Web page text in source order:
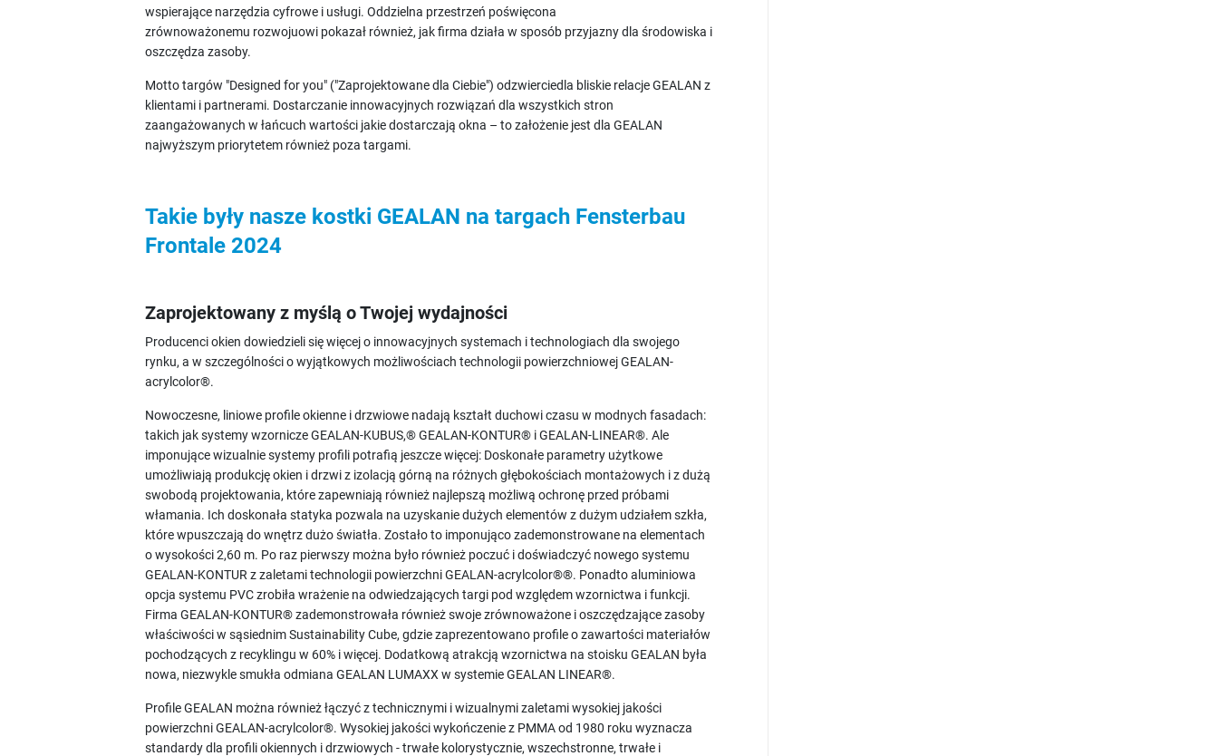
wspierające narzędzia cyfrowe i usługi. Oddzielna przestrzeń poświęcona
zrównoważonemu rozwojuowi pokazał również, jak firma działa w sposób przyjazny dla środowiska i
oszczędza zasoby.
Motto targów "Designed for you" ("Zaprojektowane dla Ciebie") odzwierciedla bliskie relacje GEALAN z
klientami i partnerami. Dostarczanie innowacyjnych rozwiązań dla wszystkich stron
zaangażowanych w łańcuch wartości jakie dostarczają okna – to założenie jest dla GEALAN
najwyższym priorytetem również poza targami.
Takie były nasze kostki GEALAN na targach Fensterbau
Frontale 2024
Zaprojektowany z myślą o Twojej wydajności
Producenci okien dowiedzieli się więcej o innowacyjnych systemach i technologiach dla swojego
rynku, a w szczególności o wyjątkowych możliwościach technologii powierzchniowej GEALAN-
acrylcolor®.
Nowoczesne, liniowe profile okienne i drzwiowe nadają kształt duchowi czasu w modnych fasadach:
takich jak systemy wzornicze GEALAN-KUBUS,® GEALAN-KONTUR® i GEALAN-LINEAR®. Ale
imponujące wizualnie systemy profili potrafią jeszcze więcej: Doskonałe parametry użytkowe
umożliwiają produkcję okien i drzwi z izolacją górną na różnych głębokościach montażowych i z dużą
swobodą projektowania, które zapewniają również najlepszą możliwą ochronę przed próbami
włamania. Ich doskonała statyka pozwala na uzyskanie dużych elementów z dużym udziałem szkła,
które wpuszczają do wnętrz dużo światła. Zostało to imponująco zademonstrowane na elementach
o wysokości 2,60 m. Po raz pierwszy można było również poczuć i doświadczyć nowego systemu
GEALAN-KONTUR z zaletami technologii powierzchni GEALAN-acrylcolor®®. Ponadto aluminiowa
opcja systemu PVC zrobiła wrażenie na odwiedzających targi pod względem wzornictwa i funkcji.
Firma GEALAN-KONTUR® zademonstrowała również swoje zrównoważone i oszczędzające zasoby
właściwości w sąsiednim Sustainability Cube, gdzie zaprezentowano profile o zawartości materiałów
pochodzących z recyklingu w 60% i więcej. Dodatkową atrakcją wzornictwa na stoisku GEALAN była
nowa, niezwykle smukła odmiana GEALAN LUMAXX w systemie GEALAN LINEAR®.
Profile GEALAN można również łączyć z technicznymi i wizualnymi zaletami wysokiej jakości
powierzchni GEALAN-acrylcolor®. Wysokiej jakości wykończenie z PMMA od 1980 roku wyznacza
standardy dla profili okiennych i drzwiowych - trwałe kolorystycznie, wszechstronne, trwałe i